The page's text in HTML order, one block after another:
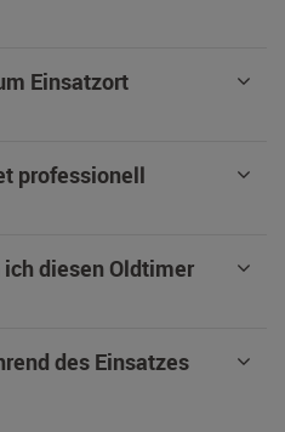
Einsatzort
professionell
diesen Oldtimer
des Einsatzes